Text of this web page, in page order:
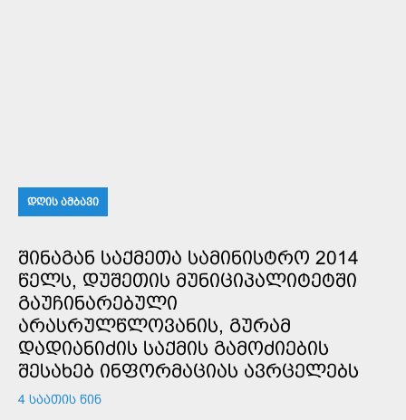
ᲓᲦᲘᲡ ᲐᲛᲑᲐᲕᲘ
ᲨᲘᲜᲐᲒᲐᲜ ᲡᲐᲥᲛᲔᲗᲐ ᲡᲐᲛᲘᲜᲘᲡᲢᲠᲝ 2014
ᲬᲔᲚᲡ, ᲓᲣᲨᲔᲗᲘᲡ ᲛᲣᲜᲘᲪᲘᲞᲐᲚᲘᲢᲔᲢᲨᲘ
ᲒᲐᲣᲩᲘᲜᲐᲠᲔᲑᲣᲚᲘ
ᲐᲠᲐᲡᲠᲣᲚᲬᲚᲝᲕᲐᲜᲘᲡ, ᲒᲣᲠᲐᲛ
ᲓᲐᲓᲘᲐᲜᲘᲫᲘᲡ ᲡᲐᲥᲛᲘᲡ ᲒᲐᲛᲝᲫᲘᲔᲑᲘᲡ
ᲨᲔᲡᲐᲮᲔᲑ ᲘᲜᲤᲝᲠᲛᲐᲪᲘᲐᲡ ᲐᲕᲠᲪᲔᲚᲔᲑᲡ
4 ᲡᲐᲐᲗᲘᲡ ᲬᲘᲜ